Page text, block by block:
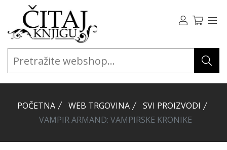
POČETNA WEB TRGOVINA
SVI PROIZVODI
VAMPIR ARMAND: VAMPIRSKE KRONIKE